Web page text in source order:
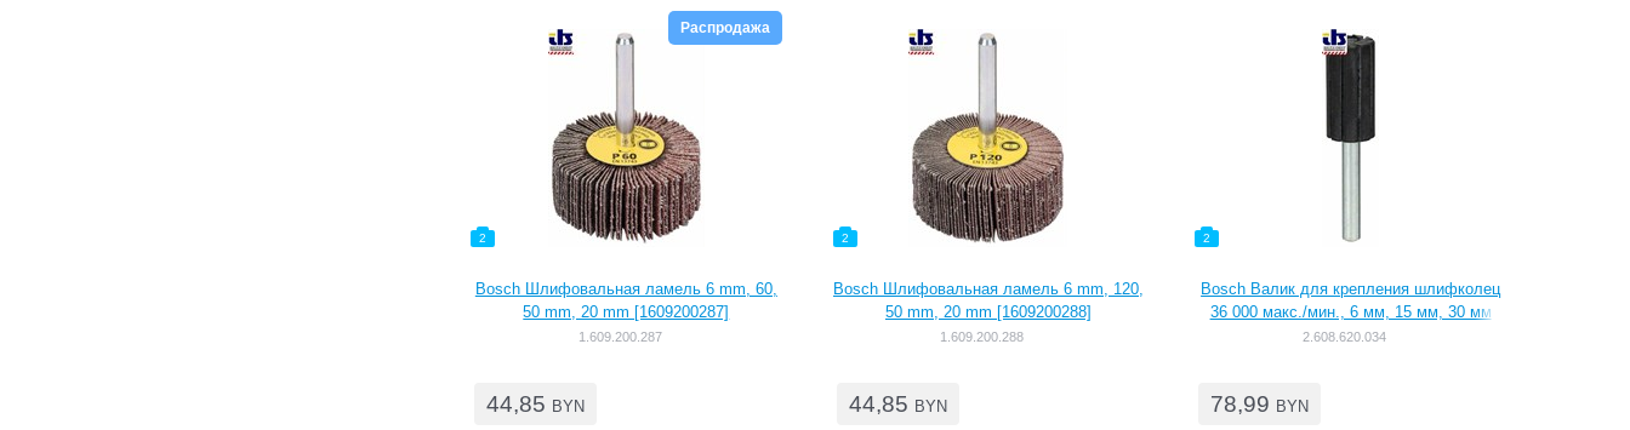
2
Bosch Шлифовальная ламель 6 mm, 60,
50 mm, 20 mm [1609200287]
1.609.200.287
Распродажа
44,85 BYN
2
Bosch Шлифовальная ламель 6 mm, 120,
50 mm, 20 mm [1609200288]
1.609.200.288
44,85 BYN
2
Bosch Валик для крепления шлифколец
36 000 макс./мин., 6 мм, 15 мм, 30 мм
[2608620034]
2.608.620.034
78,99 BYN